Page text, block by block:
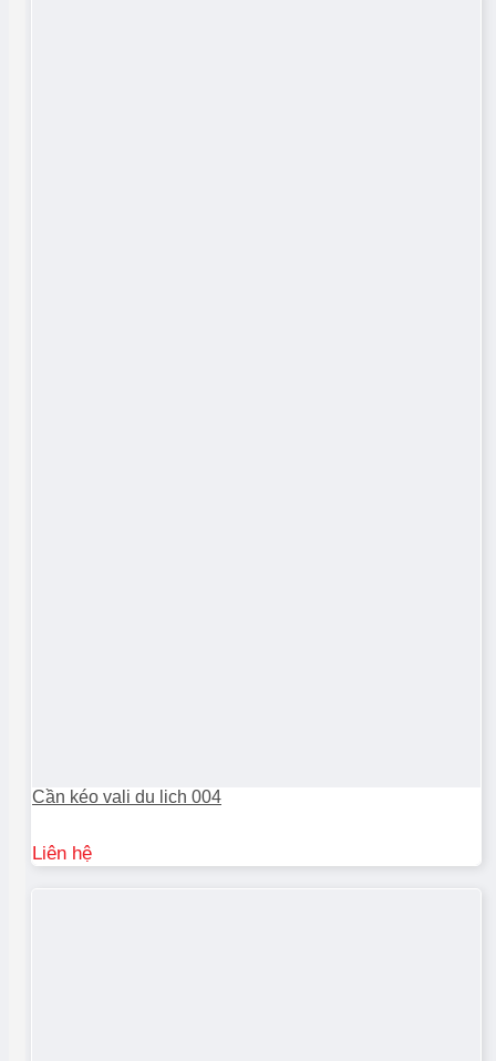
Cần kéo vali du lich 004
Liên hệ